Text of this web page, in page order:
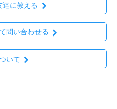
達に教える
問い合わせる
いて